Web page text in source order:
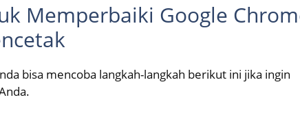
Memperbaiki Google
bisa mencoba langkah-langkah berikut ini jika ingin